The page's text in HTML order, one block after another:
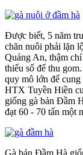
Được biết, 5 năm
chăn nuôi phải lặn
Quảng An, thậm
thiểu số để thu
quy mô lớn để
HTX Tuyền Hiền
giống gà bản Đầm
đạt 60 - 70 tấn một
Gà bản Đầm Hà